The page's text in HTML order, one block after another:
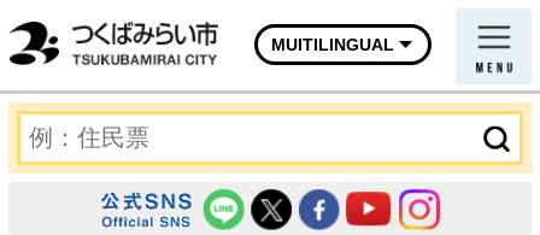
MUITILINGUAL